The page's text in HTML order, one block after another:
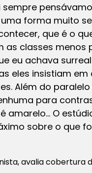
sempre
forma muito
que é o
classes menos
eu achava
eles insistiam
Além do
para
amarelo… O
sobre o que
avalia cobertura